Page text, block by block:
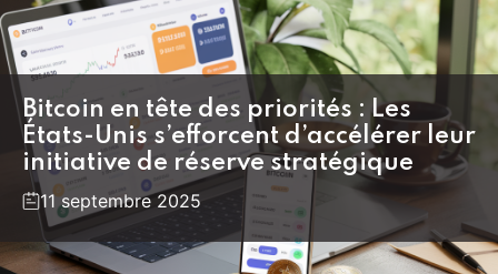
Bitcoin en tête des priorités : Les
États-Unis s’efforcent d’accélérer leur
initiative de réserve stratégique
11 septembre 2025